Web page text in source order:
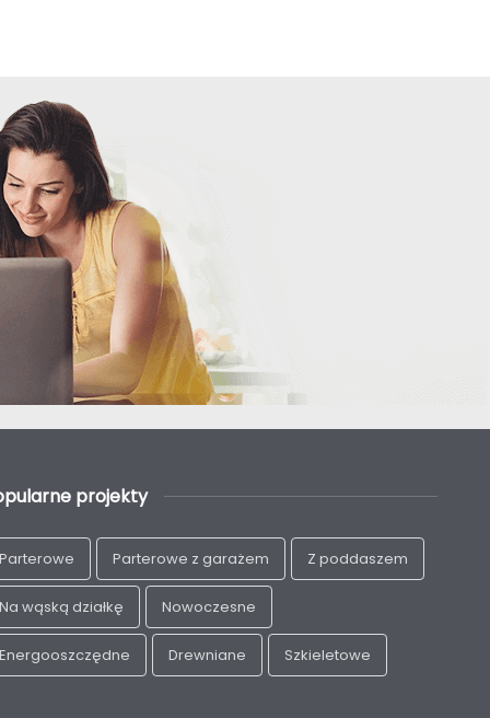
projekty
Parterowe Parterowe z garażem Z poddaszem
Na wąską działkę Nowoczesne
Energooszczędne Drewniane Szkieletowe